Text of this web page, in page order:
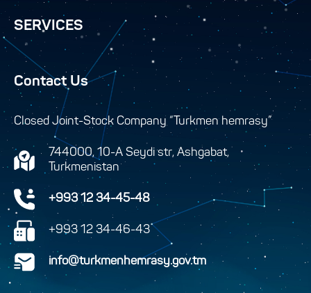
SERVICES
Contact Us
Closed Joint-Stock Company “Turkmen hemrasy”
744000, 10-A Seydi str, Ashgabat,
Turkmenistan
+993 12 34-45-48
+993 12 34-46-43
info@turkmenhemrasy.gov.tm